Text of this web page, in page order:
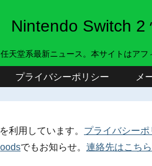
Nintendo Switch 2
天堂系最新ニュース。本サイトはアフ
プライバシーポリシー メ
利用しています。 プライバシーポ
でもお知らせ。 連絡先はこちら